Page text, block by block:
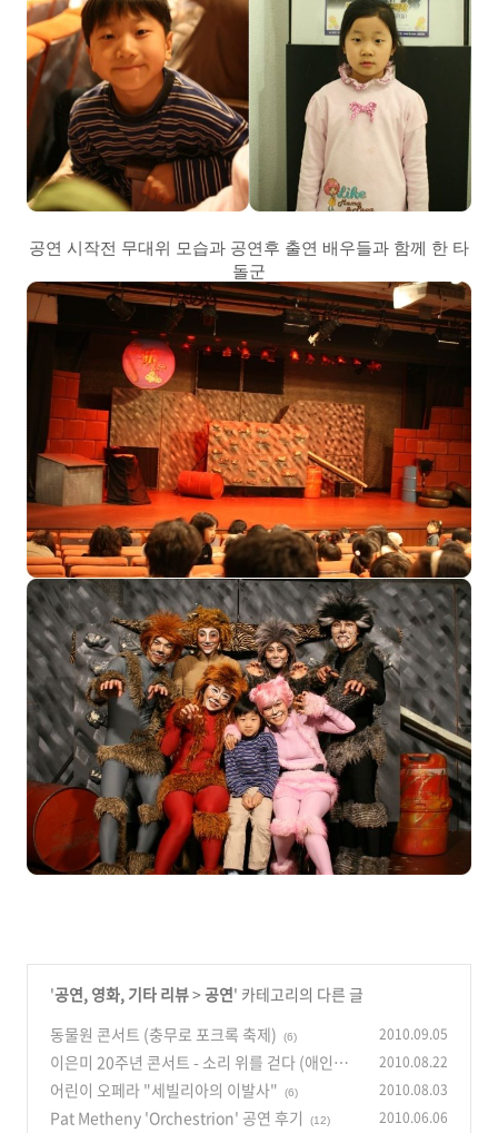
공연 시작전 무대위 모습과 공연후 출연 배우들과 함께 한 타
돌군
'공연, 영화, 기타 리뷰>공연' 카테고리의 다른 글
동물원 콘서트 (충무로 포크록 축제)
(6) 2010.09.05
이은미 20주년 콘서트 - 소리 위를 걷다 (애인있
어요, 죄인) (15)
2010.08.22
어린이 오페라 "세빌리아의 이발사" (6) 2010.08.03
Pat Metheny 'Orchestrion' 공연 후기 (12) 2010.06.06